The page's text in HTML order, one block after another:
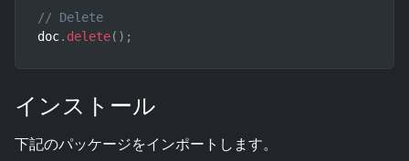
// Delete
doc. delete( ) ;
インストール
下記のパッケージをインポートします。